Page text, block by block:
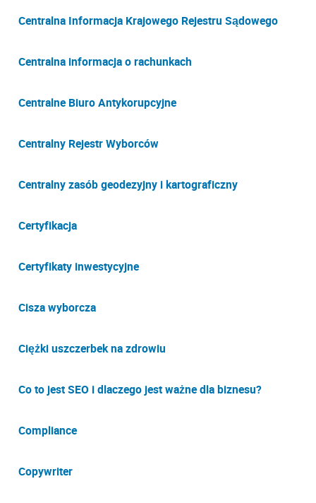
Centralna Informacja Krajowego Rejestru Sądowego
Centralna informacja o rachunkach
Centralne Biuro Antykorupcyjne
Centralny Rejestr Wyborców
Centralny zasób geodezyjny i kartograficzny
Certyfikacja
Certyfikaty inwestycyjne
Cisza wyborcza
Ciężki uszczerbek na zdrowiu
Co to jest SEO i dlaczego jest ważne dla biznesu?
Compliance
Copywriter